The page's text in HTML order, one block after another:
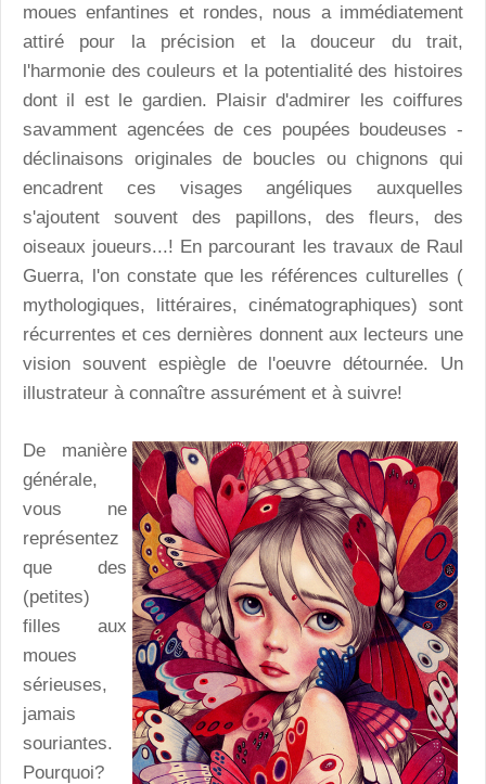
moues enfantines et rondes, nous a immédiatement
attiré pour la précision et la douceur du trait,
l'harmonie des couleurs et la potentialité des histoires
dont il est le gardien. Plaisir d'admirer les coiffures
savamment agencées de ces poupées boudeuses -
déclinaisons originales de boucles ou chignons qui
encadrent ces visages angéliques auxquelles
s'ajoutent souvent des papillons, des fleurs, des
oiseaux joueurs...! En parcourant les travaux de Raul
Guerra, l'on constate que les références culturelles (
mythologiques, littéraires, cinématographiques) sont
récurrentes et ces dernières donnent aux lecteurs une
vision souvent espiègle de l'oeuvre détournée. Un
illustrateur à connaître assurément et à suivre!
De manière
générale,
vous ne
représentez
que des
(petites)
filles aux
moues
sérieuses,
jamais
souriantes.
Pourquoi?